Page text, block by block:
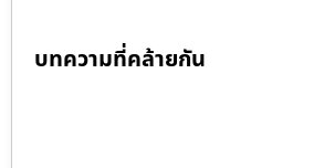
บทความที่คล้ายกัน